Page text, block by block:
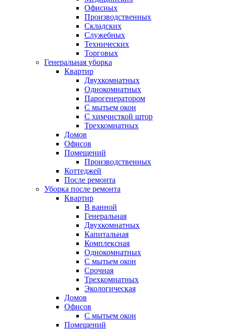
Офисных
Производственных
Складских
Служебных
Технических
Торговых
Генеральная уборка
Квартир
Двухкомнатных
Однокомнатных
Парогенератором
С мытьем окон
С химчисткой штор
Трехкомнатных
Домов
Офисов
Помещений
Производственных
Коттеджей
После ремонта
Уборка после ремонта
Квартир
В ванной
Генеральная
Двухкомнатных
Капитальная
Комплексная
Однокомнатных
С мытьем окон
Срочная
Трехкомнатных
Экологическая
Домов
Офисов
С мытьем окон
Помещений